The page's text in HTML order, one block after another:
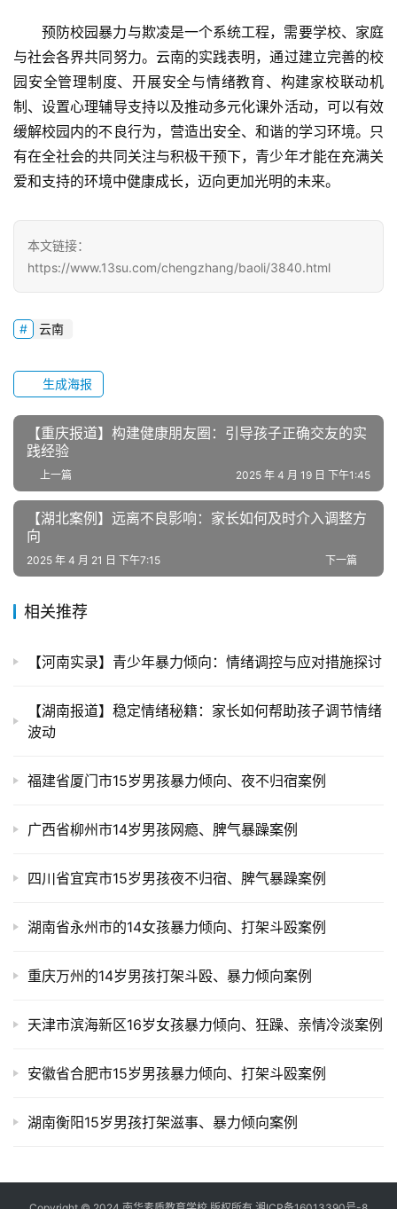
中
心
全
国
青
少
逆
专
题
预防校园暴力与欺凌是一个系统工程，需要学校、家庭
与社会各界共同努力。云南的实践表明，通过建立完善的校
园安全管理制度、开展安全与情绪教育、构建家校联动机
制、设置心理辅导支持以及推动多元化课外活动，可以有效
缓解校园内的不良行为，营造出安全、和谐的学习环境。只
有在全社会的共同关注与积极干预下，青少年才能在充满关
爱和支持的环境中健康成长，迈向更加光明的未来。
本文链接：
https://www.13su.com/chengzhang/baoli/3840.html
云南
生成海报
【重庆报道】构建健康朋友圈：引导孩子正确交友的实
践经验
上一篇 2025 年 4 月 19 日 下午1:45
【湖北案例】远离不良影响：家长如何及时介入调整方
向
下一篇
2025 年 4 月 21 日 下午7:15
相关推荐
【河南实录】青少年暴力倾向：情绪调控与应对措施探讨
【湖南报道】稳定情绪秘籍：家长如何帮助孩子调节情绪
波动
福建省厦门市15岁男孩暴力倾向、夜不归宿案例
广西省柳州市14岁男孩网瘾、脾气暴躁案例
四川省宜宾市15岁男孩夜不归宿、脾气暴躁案例
湖南省永州市的14女孩暴力倾向、打架斗殴案例
重庆万州的14岁男孩打架斗殴、暴力倾向案例
天津市滨海新区16岁女孩暴力倾向、狂躁、亲情冷淡案例
安徽省合肥市15岁男孩暴力倾向、打架斗殴案例
湖南衡阳15岁男孩打架滋事、暴力倾向案例